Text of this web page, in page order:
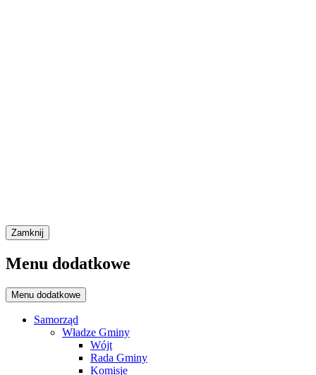
Zamknij
Menu dodatkowe
Menu dodatkowe
Samorząd
Władze Gminy
Wójt
Rada Gminy
Komisje